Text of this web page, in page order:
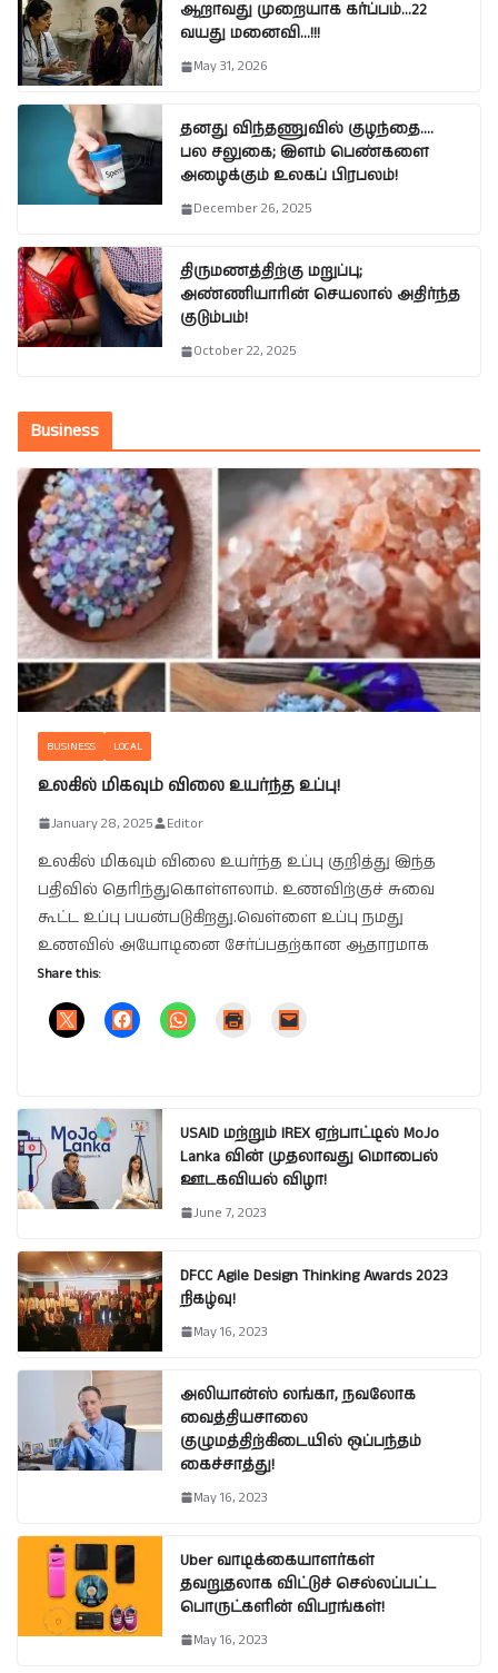
ஆறாவது முறையாக கர்ப்பம்…22
வயது மனைவி…!!!
May 31, 2026
தனது விந்தணுவில் குழந்தை….
பல சலுகை; இளம் பெண்களை
அழைக்கும் உலகப் பிரபலம்!
December 26, 2025
திருமணத்திற்கு மறுப்பு;
அண்ணியாரின் செயலால் அதிர்ந்த
குடும்பம்!
October 22, 2025
Business
BUSINESS LOCAL
உலகில் மிகவும் விலை உயர்ந்த உப்பு!
January 28, 2025 Editor
உலகில் மிகவும் விலை உயர்ந்த உப்பு குறித்து இந்த
பதிவில் தெரிந்துகொள்ளலாம். உணவிற்குச் சுவை
கூட்ட உப்பு பயன்படுகிறது.வெள்ளை உப்பு நமது
உணவில் அயோடினை சேர்ப்பதற்கான ஆதாரமாக
Share this:
USAID மற்றும் IREX ஏற்பாட்டில் MoJo
Lanka வின் முதலாவது மொபைல்
ஊடகவியல் விழா!
June 7, 2023
DFCC Agile Design Thinking Awards 2023
நிகழ்வு!
May 16, 2023
அலியான்ஸ் லங்கா, நவலோக
வைத்தியசாலை
குழுமத்திற்கிடையில் ஒப்பந்தம்
கைச்சாத்து!
May 16, 2023
Uber வாடிக்கையாளர்கள்
தவறுதலாக விட்டுச் செல்லப்பட்ட
பொருட்களின் விபரங்கள்!
May 16, 2023